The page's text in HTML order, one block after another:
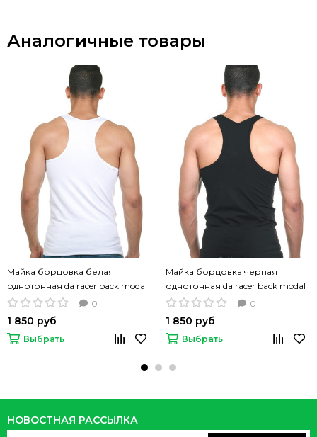
Аналогичные товары
Майка борцовка белая
однотонная da racer back modal
cotton tanktop
0
1 850 руб
Выбрать
Майка борцовка черная
однотонная da racer back modal
cotton tanktop
0
1 850 руб
Выбрать
НОВОСТНАЯ РАССЫЛКА